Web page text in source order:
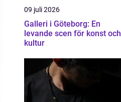
09 juli 2026
Galleri i Göteborg: En
levande scen för konst och
kultur